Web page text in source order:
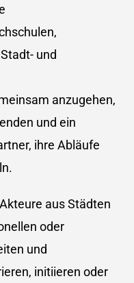
und
anzugehen,
und ein
ihre Abläufe
aus Städten
oder
und
initiieren oder